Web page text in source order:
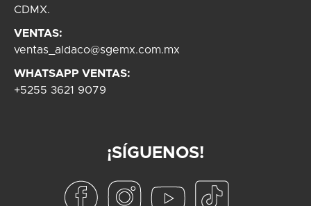
CDMX.
VENTAS:
ventas_aldaco@sgemx.com.mx
WHATSAPP VENTAS:
+5255 3621 9079
¡SÍGUENOS!